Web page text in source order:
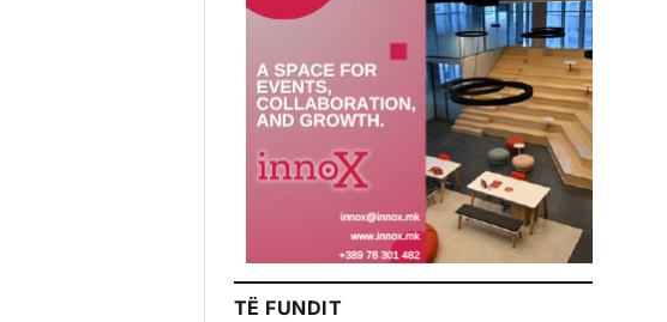
TË FUNDIT